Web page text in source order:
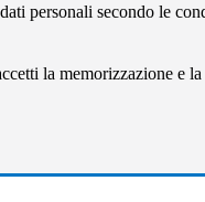
personali secondo le
la memorizzazione e